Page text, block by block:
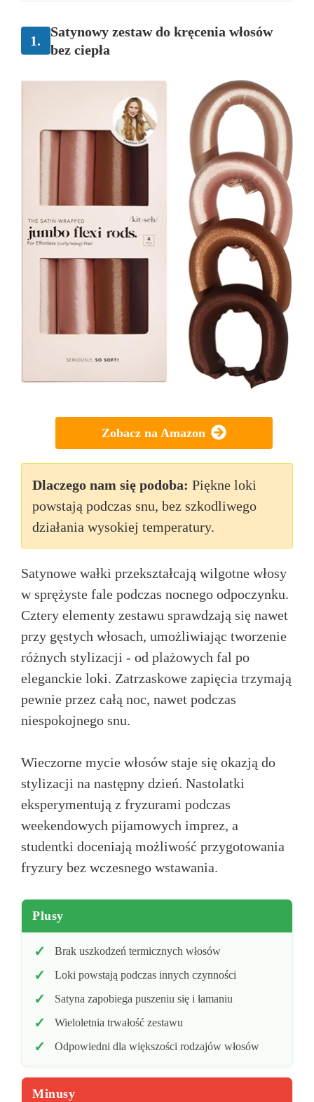
1.
Satynowy zestaw do kręcenia włosów
bez ciepła
Zobacz na Amazon
Dlaczego nam się podoba: Piękne loki
powstają podczas snu, bez szkodliwego
działania wysokiej temperatury.
Satynowe wałki przekształcają wilgotne włosy
w sprężyste fale podczas nocnego odpoczynku.
Cztery elementy zestawu sprawdzają się nawet
przy gęstych włosach, umożliwiając tworzenie
różnych stylizacji - od plażowych fal po
eleganckie loki. Zatrzaskowe zapięcia trzymają
pewnie przez całą noc, nawet podczas
niespokojnego snu.
Wieczorne mycie włosów staje się okazją do
stylizacji na następny dzień. Nastolatki
eksperymentują z fryzurami podczas
weekendowych pijamowych imprez, a
studentki doceniają możliwość przygotowania
fryzury bez wczesnego wstawania.
Plusy
Brak uszkodzeń termicznych włosów
Loki powstają podczas innych czynności
Satyna zapobiega puszeniu się i łamaniu
Wieloletnia trwałość zestawu
Odpowiedni dla większości rodzajów włosów
Minusy